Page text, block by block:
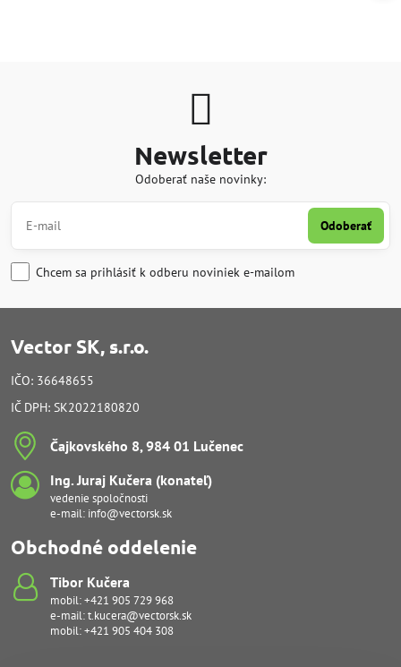
Newsletter
Odoberať naše novinky:
Odoberať
Chcem sa prihlásiť k odberu noviniek e-mailom
Vector SK, s.r.o.
IČO: 36648655
IČ DPH: SK2022180820
Čajkovského 8, 984 01 Lučenec
Ing​. Juraj Kučera (konateľ)
vedenie spoločnosti
e-mail: info@vectorsk.sk
Obchodné oddelenie
Tibor Kučera
mobil:+421 905 729 968
e-mail:t.kucera@vectorsk.sk
mobil:+421 905 404 308